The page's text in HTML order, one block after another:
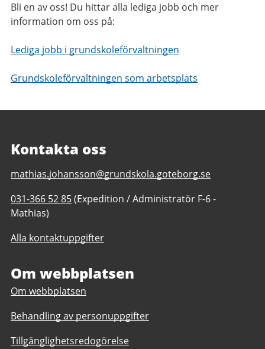
Bli en av oss! Du hittar alla lediga jobb och mer
information om oss på:
Lediga jobb i grundskoleförvaltningen
Grundskoleförvaltningen som arbetsplats
Kontakta oss
E-
till
Skutehagsskolan
F-
6
mathias.johansson@grundskola.goteborg.se
Telefonnummer
till
F-
031-366 52 85(Expedition / Administratör F-6 -
Mathias)
Alla kontaktuppgifter
Om webbplatsen
Om webbplatsen
Behandling av personuppgifter
Tillgänglighetsredogörelse